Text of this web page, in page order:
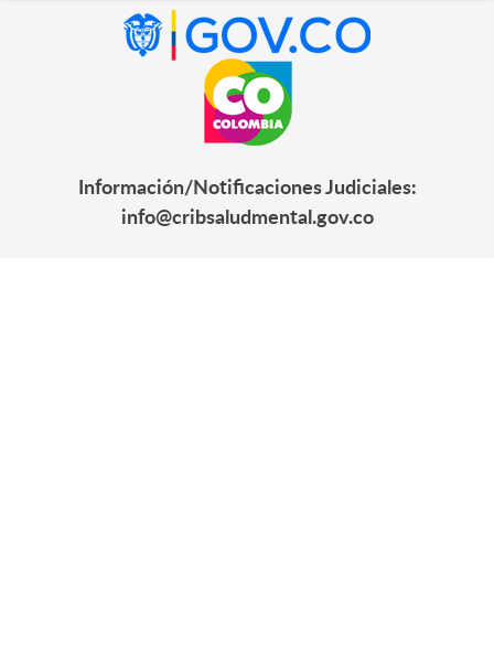
Información/Notificaciones Judiciales:
info@cribsaludmental.gov.co